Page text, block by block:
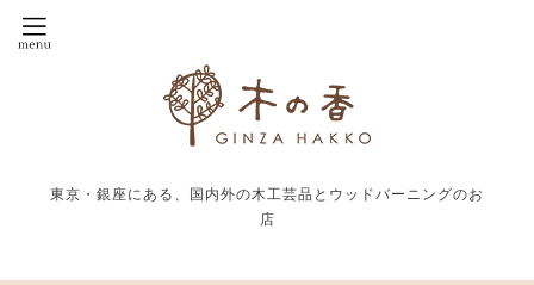
東京・銀座にある、国内外の木工芸品とウッドバーニングのお
店